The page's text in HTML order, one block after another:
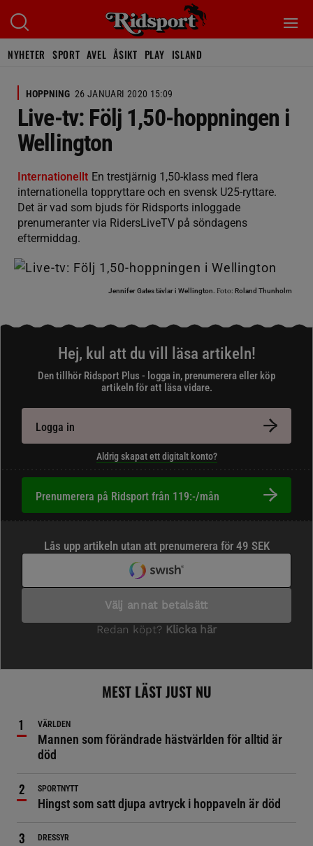
NYHETER SPORT AVEL ÅSIKT PLAY ISLAND
HOPPNING 26 JANUARI 2020 15:09
Live-tv: Följ 1,50-hoppningen i
Wellington
Internationellt En trestjärnig 1,50-klass med flera
internationella toppryttare och en svensk U25-ryttare.
Det är vad som bjuds för Ridsports inloggade
prenumeranter via RidersLiveTV på söndagens
eftermiddag.
Jennifer Gates tävlar i Wellington. Foto: Roland Thunholm
Hej, kul att du vill läsa artikeln!
Den tillhör Ridsport Plus - logga in, prenumerera eller köp
artikeln för att läsa vidare.
Logga in
Aldrig skapat ett digitalt konto?
Prenumerera på Ridsport från 119:-/mån
MEST LÄST JUST NU
VÄRLDEN
Mannen som förändrade hästvärlden för alltid är
död
SPORTNYTT
Hingst som satt djupa avtryck i hoppaveln är död
DRESSYR